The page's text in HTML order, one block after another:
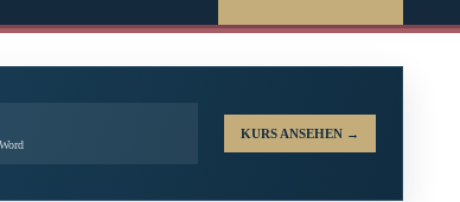
KURS ANSEHEN →